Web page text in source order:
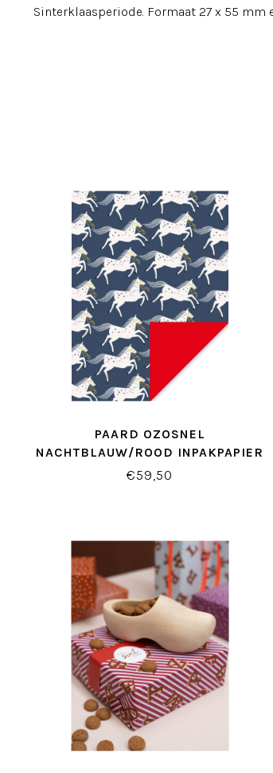
Sinterklaasperiode. Formaat 27 x 55 mm
PAARD OZOSNEL
NACHTBLAUW/ROOD INPAKPAPIER
€59,50